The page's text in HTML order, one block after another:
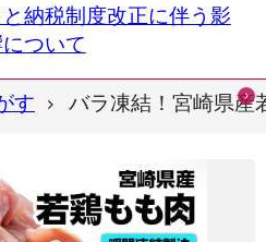
と納税制度改正に伴う影
ついて
す バラ凍結！宮崎県産